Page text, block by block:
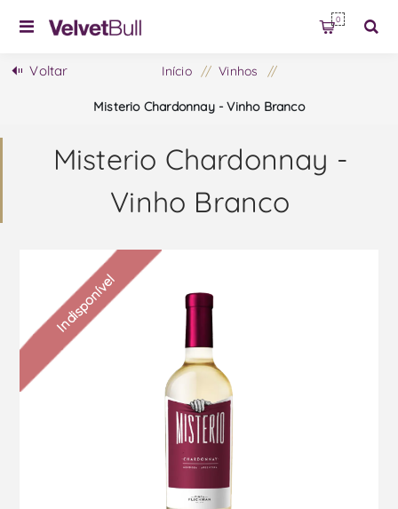
0
Voltar Início / Vinhos /
Misterio Chardonnay - Vinho Branco
Misterio Chardonnay -
Vinho Branco
Indisponível